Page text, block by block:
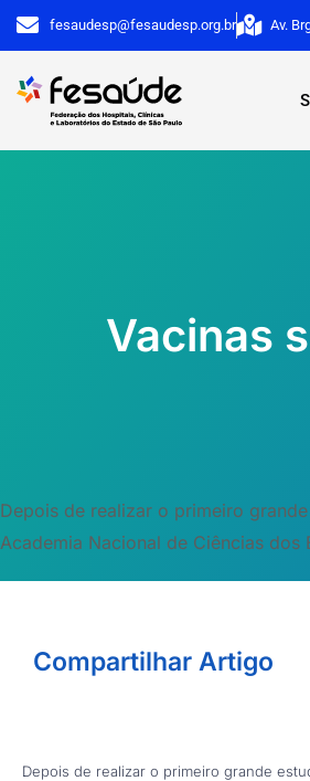
para
conteúdo
fesaudesp@fesaudesp.org.br Av.
Vacinas
Depois de realizar o primeiro
Academia Nacional de Ciências
Compartilhar Artigo
Depois de realizar o primeiro grande